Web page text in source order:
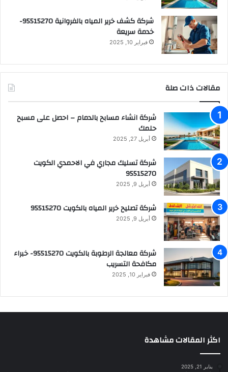
شركة كشف خرير المياه بالفروانية 95515270-
خدمة سريعة
فبراير 10, 2025
مقالات ذات صلة
شركة انشاء مسابح بالدمام – احصل على مسبح
حلمك
أبريل 27, 2025
شركة تسليك مجاري في الاحمدي الكويت
95515270
أبريل 9, 2025
شركة تصليح خرير المياه بالكويت 95515270
أبريل 9, 2025
شركة معالجة الرطوبة بالكويت 95515270- خبراء
مكافحة التسريب
فبراير 10, 2025
اكثر المقالات مشاهدة
يناير 21, 2025